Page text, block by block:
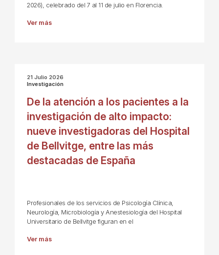
2026), celebrado del 7 al 11 de julio en Florencia.
Ver más
21 Julio 2026
Investigación
De la atención a los pacientes a la
investigación de alto impacto:
nueve investigadoras del Hospital
de Bellvitge, entre las más
destacadas de España
Profesionales de los servicios de Psicología Clínica,
Neurología, Microbiología y Anestesiología del Hospital
Universitario de Bellvitge figuran en el
Ver más